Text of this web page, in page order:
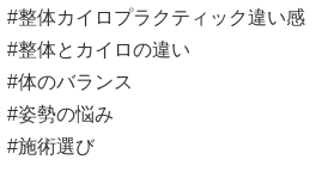
#整体カイロプラクティック違い感
#整体とカイロの違い
#体のバランス
#姿勢の悩み
#施術選び